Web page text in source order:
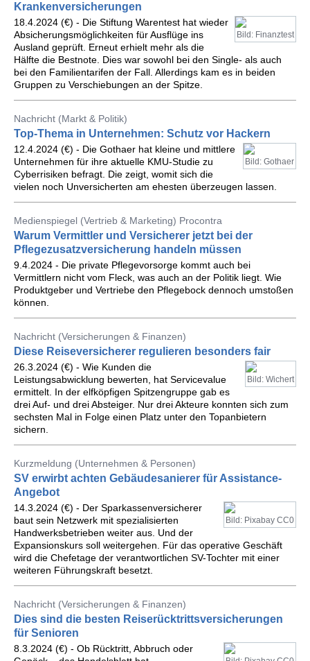
Krankenversicherungen
Bild: Finanztest
18.4.2024 (€) - Die Stiftung Warentest hat wieder
Absicherungsmöglichkeiten für Ausflüge ins
Ausland geprüft. Erneut erhielt mehr als die
Hälfte die Bestnote. Dies war sowohl bei den Single- als auch
bei den Familientarifen der Fall. Allerdings kam es in beiden
Gruppen zu Verschiebungen an der Spitze.
Nachricht (Markt & Politik)
Top-Thema in Unternehmen: Schutz vor Hackern
Bild: Gothaer
12.4.2024 (€) - Die Gothaer hat kleine und mittlere
Unternehmen für ihre aktuelle KMU-Studie zu
Cyberrisiken befragt. Die zeigt, womit sich die
vielen noch Unversicherten am ehesten überzeugen lassen.
Medienspiegel (Vertrieb & Marketing) Procontra
Warum Vermittler und Versicherer jetzt bei der
Pflegezusatzversicherung handeln müssen
9.4.2024 - Die private Pflegevorsorge kommt auch bei
Vermittlern nicht vom Fleck, was auch an der Politik liegt. Wie
Produktgeber und Vertriebe den Pflegebock dennoch umstoßen
können.
Nachricht (Versicherungen & Finanzen)
Diese Reiseversicherer regulieren besonders fair
Bild: Wichert
26.3.2024 (€) - Wie Kunden die
Leistungsabwicklung bewerten, hat Servicevalue
ermittelt. In der elfköpfigen Spitzengruppe gab es
drei Auf- und drei Absteiger. Nur drei Akteure konnten sich zum
sechsten Mal in Folge einen Platz unter den Topanbietern
sichern.
Kurzmeldung (Unternehmen & Personen)
SV erwirbt achten Gebäudesanierer für Assistance-
Angebot
Bild: Pixabay CC0
14.3.2024 (€) - Der Sparkassenversicherer
baut sein Netzwerk mit spezialisierten
Handwerksbetrieben weiter aus. Und der
Expansionskurs soll weitergehen. Für das operative Geschäft
wird die Chefetage der verantwortlichen SV-Tochter mit einer
weiteren Führungskraft besetzt.
Nachricht (Versicherungen & Finanzen)
Dies sind die besten Reiserücktrittsversicherungen
für Senioren
8.3.2024 (€) - Ob Rücktritt, Abbruch oder